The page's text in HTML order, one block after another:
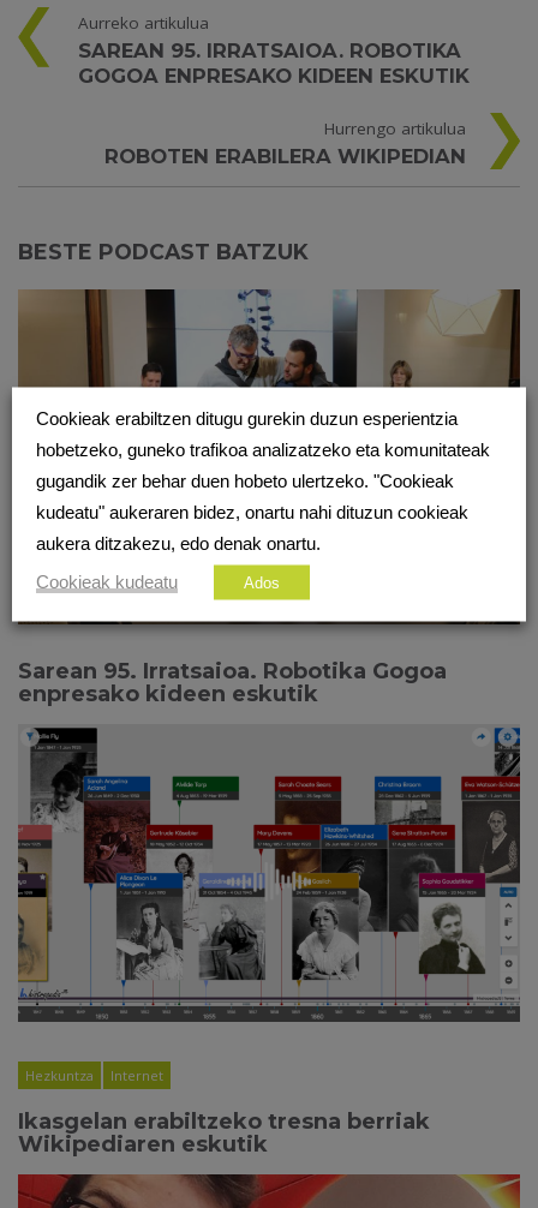
Aurreko artikulua
SAREAN 95. IRRATSAIOA. ROBOTIKA
GOGOA ENPRESAKO KIDEEN ESKUTIK
Hurrengo artikulua
ROBOTEN ERABILERA WIKIPEDIAN
BESTE PODCAST BATZUK
Sarean 95. Irratsaioa. Robotika Gogoa
enpresako kideen eskutik
Hezkuntza Internet
Ikasgelan erabiltzeko tresna berriak
Wikipediaren eskutik
Cookieak erabiltzen ditugu gurekin duzun esperientzia
hobetzeko, guneko trafikoa analizatzeko eta komunitateak
gugandik zer behar duen hobeto ulertzeko. "Cookieak
kudeatu" aukeraren bidez, onartu nahi dituzun cookieak
aukera ditzakezu, edo denak onartu.
Cookieak kudeatu
Ados